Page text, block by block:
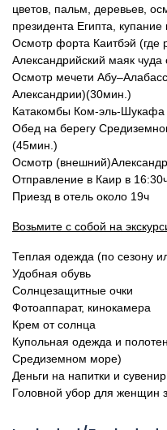
цветов, пальм, деревьев,
президента Египта,
Осмотр форта Каитбэй (где
Александрийский маяк чуда
Осмотр мечети
Александрии)(30мин.)
Катакомбы Ком-эль-Шукафа
Обед на берегу
(45мин.)
Осмотр
Отправление в Каир в
Приезд в отель около 19ч
Возьмите с собой на
Теплая одежда (по сезону
Удобная обувь
Солнцезащитные очки
Фотоаппарат, кинокамера
Крем от солнца
Купольная одежда и
Средиземном море)
Деньги на напитки и
Головной убор для женщин